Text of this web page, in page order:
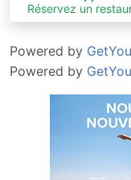
Réservez un
Powered by
Powered by